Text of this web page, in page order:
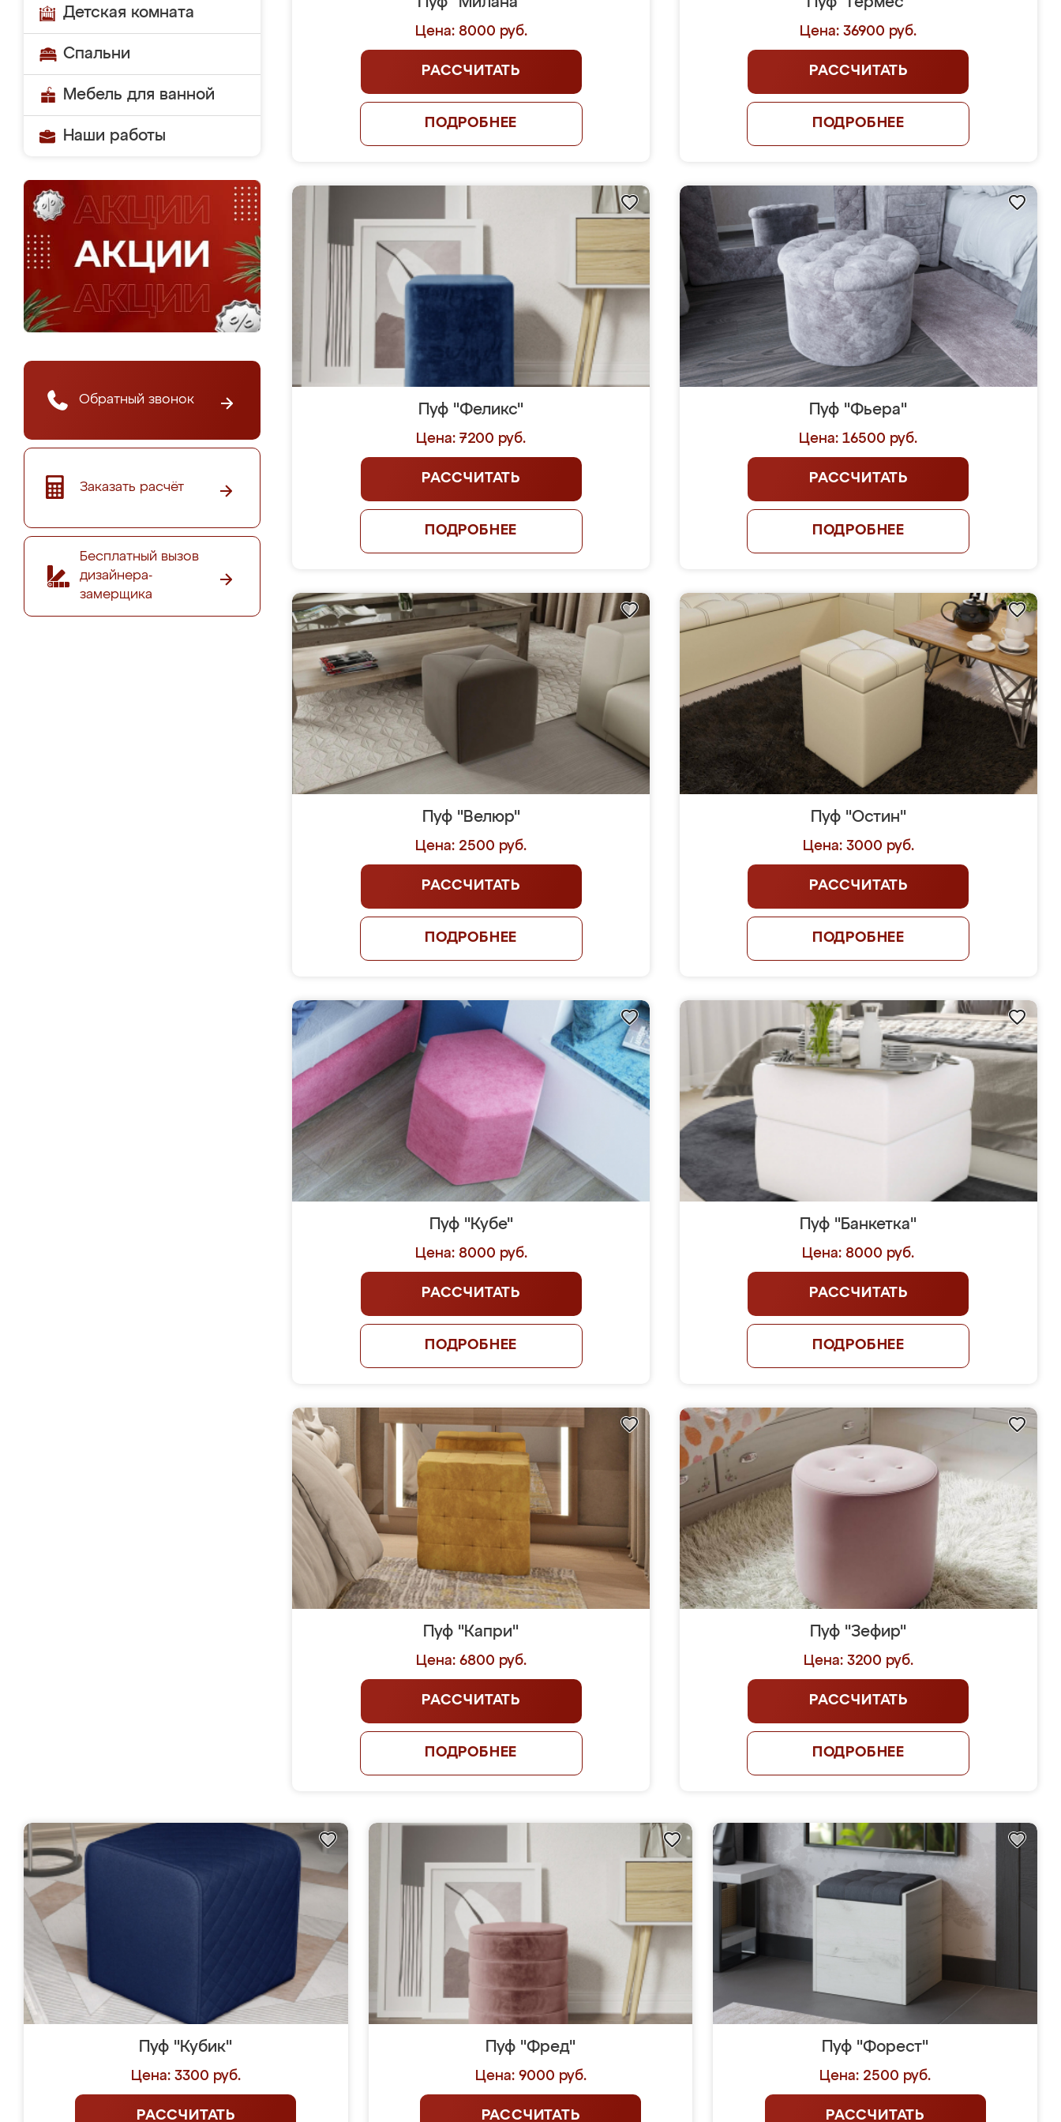
Детская комната
Спальни
Мебель для ванной
Наши работы
Обратный звонок
Заказать расчёт
Бесплатный вызов
дизайнера-
замерщика
Цена: 8000 руб.
РАССЧИТАТЬ
ПОДРОБНЕЕ
Цена: 36900 руб.
РАССЧИТАТЬ
ПОДРОБНЕЕ
Пуф "Феликс"
Цена: 7200 руб.
РАССЧИТАТЬ
ПОДРОБНЕЕ
Пуф "Фьера"
Цена: 16500 руб.
РАССЧИТАТЬ
ПОДРОБНЕЕ
Пуф "Велюр"
Цена: 2500 руб.
РАССЧИТАТЬ
ПОДРОБНЕЕ
Пуф "Остин"
Цена: 3000 руб.
РАССЧИТАТЬ
ПОДРОБНЕЕ
Пуф "Кубе"
Цена: 8000 руб.
РАССЧИТАТЬ
ПОДРОБНЕЕ
Пуф "Банкетка"
Цена: 8000 руб.
РАССЧИТАТЬ
ПОДРОБНЕЕ
Пуф "Капри"
Цена: 6800 руб.
РАССЧИТАТЬ
ПОДРОБНЕЕ
Пуф "Зефир"
Цена: 3200 руб.
РАССЧИТАТЬ
ПОДРОБНЕЕ
Пуф "Кубик"
Цена: 3300 руб.
РАССЧИТАТЬ
Пуф "Фред"
Цена: 9000 руб.
РАССЧИТАТЬ
Пуф "Форест"
Цена: 2500 руб.
РАССЧИТАТЬ